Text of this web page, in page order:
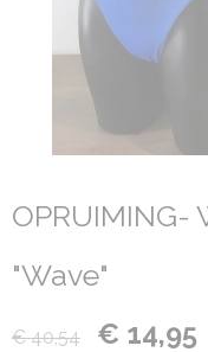
"Wave"
€ 40,54 € 14,95